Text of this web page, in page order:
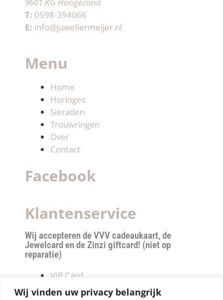
Wij vinden uw privacy belangrijk
T: 0598-394066
E: info@juweliermeijer.nl
Menu
Home
Horloges
Sieraden
Trouwringen
Over
Contact
Facebook
Klantenservice
Wij accepteren de VVV cadeaukaart, de
Jewelcard en de Zinzi giftcard! (niet op
reparatie)
VIP Card
Retourneren